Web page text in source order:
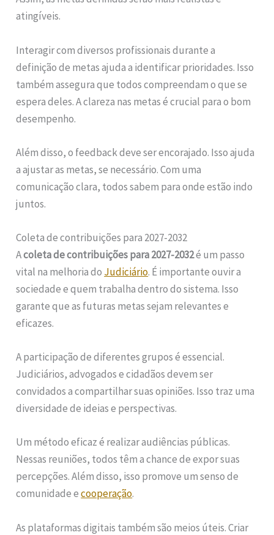
atingíveis.
Interagir com diversos profissionais durante a
definição de metas ajuda a identificar prioridades. Isso
também assegura que todos compreendam o que se
espera deles. A clareza nas metas é crucial para o bom
desempenho.
Além disso, o feedback deve ser encorajado. Isso ajuda
a ajustar as metas, se necessário. Com uma
comunicação clara, todos sabem para onde estão indo
juntos.
Coleta de contribuições para 2027-2032
Acoleta de contribuições para 2027-2032é um passo
vital na melhoria do Judiciário. É importante ouvir a
sociedade e quem trabalha dentro do sistema. Isso
garante que as futuras metas sejam relevantes e
eficazes.
A participação de diferentes grupos é essencial.
Judiciários, advogados e cidadãos devem ser
convidados a compartilhar suas opiniões. Isso traz uma
diversidade de ideias e perspectivas.
Um método eficaz é realizar audiências públicas.
Nessas reuniões, todos têm a chance de expor suas
percepções. Além disso, isso promove um senso de
comunidade ecooperação.
As plataformas digitais também são meios úteis. Criar